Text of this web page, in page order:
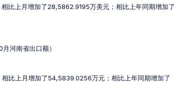
比上月增加了28,5862.9195万美元；相比上年同期增加了
河南省出口额）
比上月增加了54,5839.0256万元；相比上年同期增加了